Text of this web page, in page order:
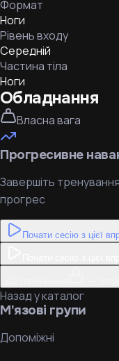
Формат
Ноги
Рівень входу
Середній
Частина тіла
Ноги
Обладнання
Власна вага
Прогресивне
Завершіть
прогрес
Почати сесію з цієї
Назад у каталог
М'язові групи
Допоміжні